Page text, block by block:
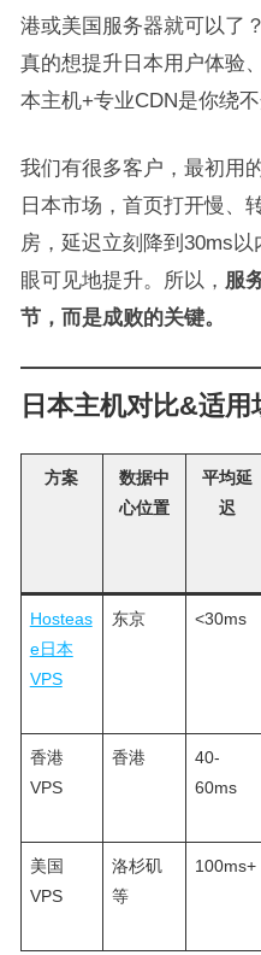
港或美国服务器就可以
真的想提升日本用户体验
本主机+专业CDN是你绕不
我们有很多客户，最初用
日本市场，首页打开慢、
房，延迟立刻降到30ms
眼可见地提升。所以， 服
节，而是成败的关键。
日本主机对比&适用
方案
数据中
心位置
平均延
迟
Hosteas
e日本
VPS
东京 <30ms
香港
VPS
香港
40-
60ms
美国
VPS
洛杉矶
等
100ms+